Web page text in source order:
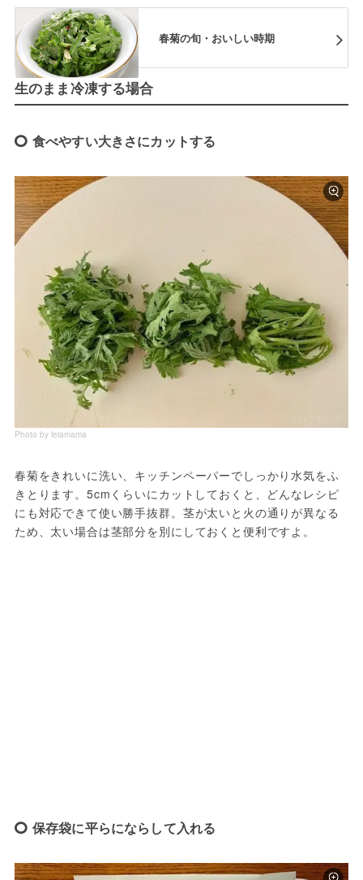
春菊の旬・おいしい時期
生のまま冷凍する場合
食べやすい大きさにカットする
Photo by leiamama
春菊をきれいに洗い、キッチンペーパーでしっかり水気をふ
きとります。5cmくらいにカットしておくと、どんなレシピ
にも対応できて使い勝手抜群。茎が太いと火の通りが異なる
ため、太い場合は茎部分を別にしておくと便利ですよ。
保存袋に平らにならして入れる